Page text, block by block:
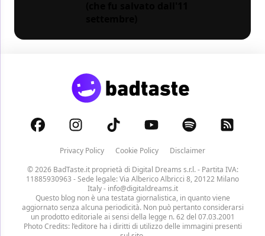
Privacy Policy Cookie Policy
Disclaimer
© 2026 BadTaste.it proprietà di Digital Dreams s.r.l.- Partita IVA:
11885930963 - Sede legale: Via Alberico Albricci 8, 20122 Milano
Italy - info@digitaldreams.it
Questo blog non è una testata giornalistica, in quanto viene
aggiornato senza alcuna periodicità. Non può pertanto considerarsi
un prodotto editoriale ai sensi della legge n. 62 del 07.03.2001
Photo Credits: l’editore ha i diritti di utilizzo delle immagini presenti